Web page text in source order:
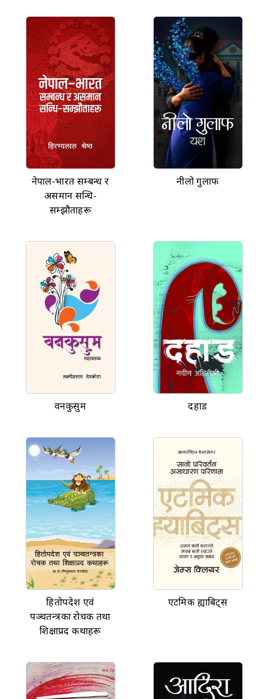
नेपाल-भारत सम्बन्ध र
असमान सन्धि-
सम्झौताहरू
नीलो गुलाफ
वनकुसुम दहाड
हितोपदेश एवं
पञ्चतन्त्रका रोचक तथा
शिक्षाप्रद कथाहरू
एटमिक ह्याबिट्स